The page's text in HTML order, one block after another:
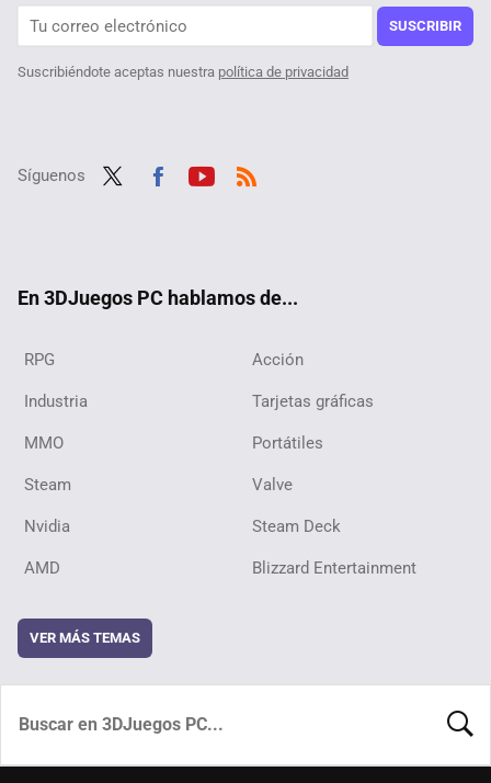
SUSCRIBIR
Suscribiéndote aceptas nuestra política de privacidad
Síguenos
En 3DJuegos PC hablamos de...
RPG Acción
Industria Tarjetas gráficas
MMO Portátiles
Steam Valve
Nvidia Steam Deck
AMD Blizzard Entertainment
VER MÁS TEMAS